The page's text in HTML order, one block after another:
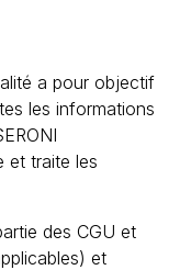
a pour objectif
les informations
et traite les
des CGU et
et